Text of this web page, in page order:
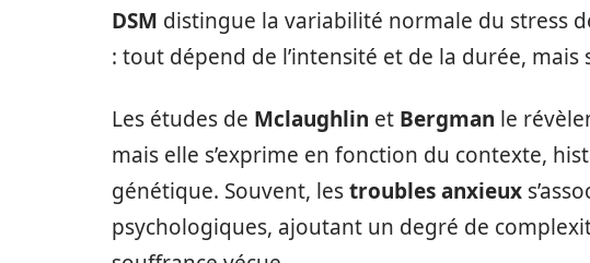
DSM distingue la variabilité normale du stress
: tout dépend de l’intensité et de la durée,
Les études de Mclaughlin et Bergman le
mais elle s’exprime en fonction du contexte,
génétique. Souvent, lestroubles anxieux
psychologiques, ajoutant un degré de